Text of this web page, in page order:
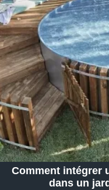
Comment intégrer
dans un